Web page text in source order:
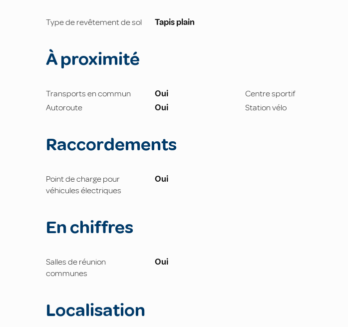
Type de revêtement de sol Tapis plain
À proximité
Transports en commun Oui Centre sportif
Autoroute
Oui Station vélo
Raccordements
Point de charge pour
véhicules électriques
Oui
En chiffres
Salles de réunion
communes
Oui
Localisation